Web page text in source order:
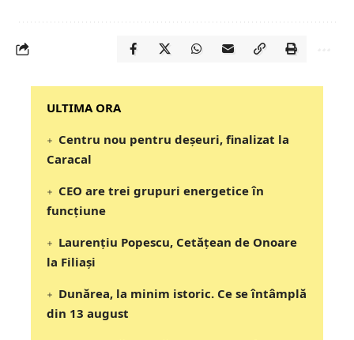
‎‎‎‎‎‎‎ULTIMA ORA
Centru nou pentru deșeuri, finalizat la
Caracal
CEO are trei grupuri energetice în
funcțiune
Laurențiu Popescu, Cetățean de Onoare
la Filiași
Dunărea, la minim istoric. Ce se întâmplă
din 13 august